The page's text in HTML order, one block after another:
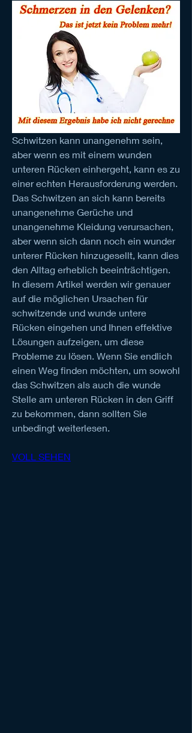
Schwitzen kann unangenehm sein,
aber wenn es mit einem wunden
unteren Rücken einhergeht, kann es zu
einer echten Herausforderung werden.
Das Schwitzen an sich kann bereits
unangenehme Gerüche und
unangenehme Kleidung verursachen,
aber wenn sich dann noch ein wunder
unterer Rücken hinzugesellt, kann dies
den Alltag erheblich beeinträchtigen.
In diesem Artikel werden wir genauer
auf die möglichen Ursachen für
schwitzende und wunde untere
Rücken eingehen und Ihnen effektive
Lösungen aufzeigen, um diese
Probleme zu lösen. Wenn Sie endlich
einen Weg finden möchten, um sowohl
das Schwitzen als auch die wunde
Stelle am unteren Rücken in den Griff
zu bekommen, dann sollten Sie
unbedingt weiterlesen.
VOLL SEHEN